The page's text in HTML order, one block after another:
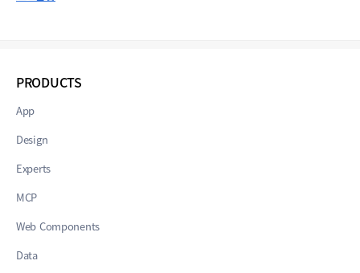
PRODUCTS
App
Design
Experts
MCP
Web Components
Data